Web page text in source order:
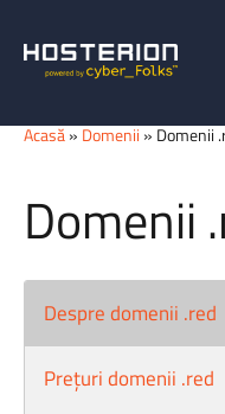
Acasă» Domenii » Domenii
Domenii
Despre domenii .red
Prețuri domenii .red